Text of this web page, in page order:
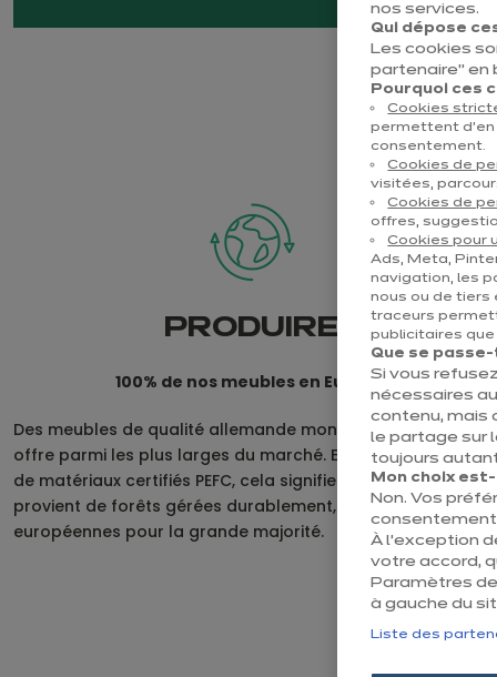
PRODUIRE
100% de nos meubles en Europe.
Des meubles de qualité allemande montés en usine et une
offre parmi les plus larges du marché. Et au moins 70 %
de matériaux certifiés PEFC, cela signifie que le bois
provient de forêts gérées durablement, locales et
européennes pour la grande majorité.
nos services.
Qui dépose
Les cookies
partenaire" en
Pourquoi ces
Cookies
permettent
consentement.
Cookies de
visitées,
Cookies de
offres,
Cookies pour
Ads, Meta,
navigation, les
nous ou de tiers
traceurs
publicitaires
Que se
Si vous
nécessaires
contenu, mais
le partage sur
toujours
Mon choix
Non. Vos
consentement
À l’exception
votre accord,
Paramètres
à gauche du
Liste des